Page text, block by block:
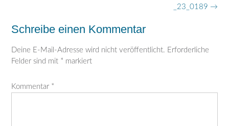
_23_0189 →
Schreibe einen Kommentar
Deine E-Mail-Adresse wird nicht veröffentlicht. Erforderliche
Felder sind mit * markiert
Kommentar *